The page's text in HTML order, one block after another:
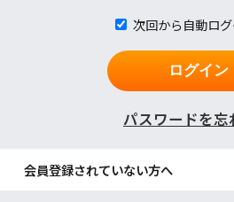
新規会員
既に会員の方はこちら
会員登録しないで相談する
次回から自動ロ
ログイン
パスワードを忘
会員登録されていない方へ